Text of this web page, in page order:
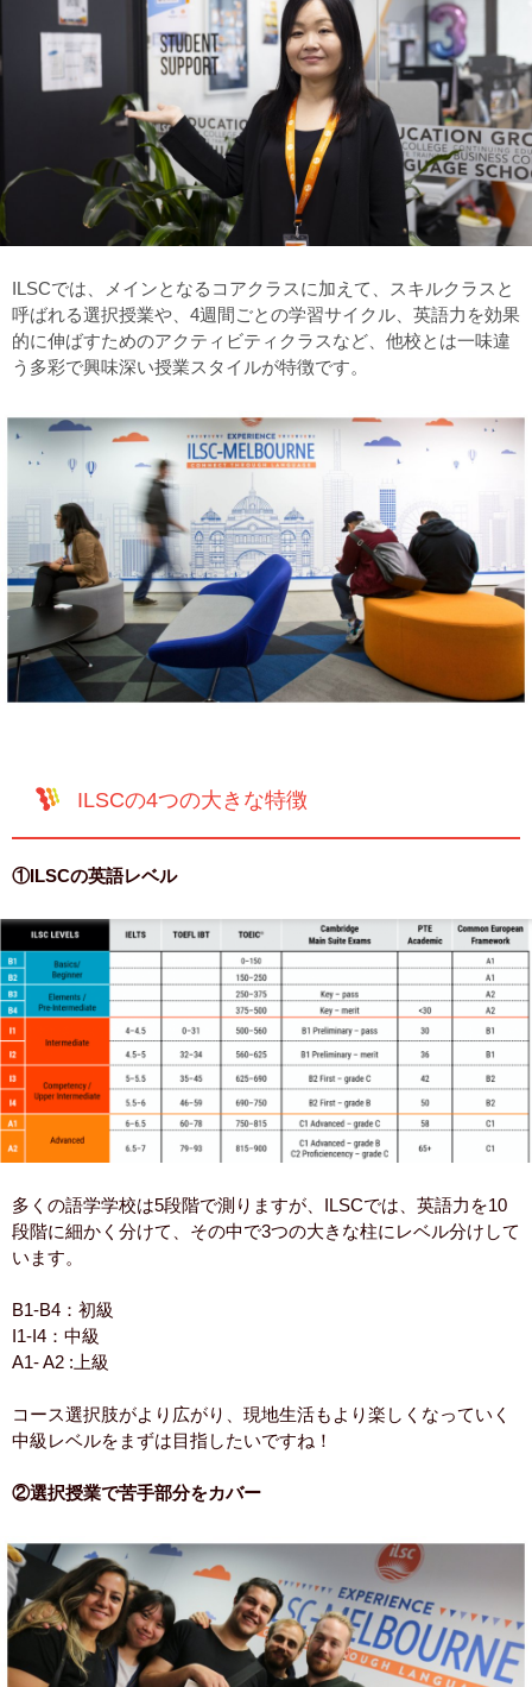
ILSCでは、メインとなるコアクラスに加えて、スキルクラスと
呼ばれる選択授業や、4週間ごとの学習サイクル、英語力を効果
的に伸ばすためのアクティビティクラスなど、他校とは一味違
う多彩で興味深い授業スタイルが特徴です。
ILSCの4つの大きな特徴
①ILSCの英語レベル
多くの語学学校は5段階で測りますが、ILSCでは、英語力を10
段階に細かく分けて、その中で3つの大きな柱にレベル分けして
います。
B1-B4：初級
I1-I4：中級
A1- A2 :上級
コース選択肢がより広がり、現地生活もより楽しくなっていく
中級レベルをまずは目指したいですね！
②選択授業で苦手部分をカバー